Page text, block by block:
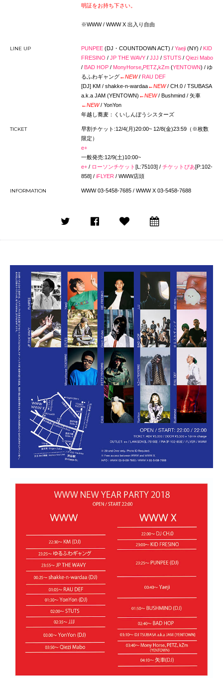
明証をお持ち下さい。
※WWW / WWW X 出入り自由
LINE UP PUNPEE(DJ・COUNTDOWN ACT) / Yaeji(NY) / KID
FRESINO / JP THE WAVY/ JJJ / STUTS/ Qiezi Mabo
/ BAD HOP/ MonyHorse, PETZ kZm(YENTOWN) / ゆ
るふわギャング←NEW/ RAU DEF
[DJ] KM / shakke-n-wardaa←NEW/ CH.0 / TSUBASA
a.k.a JAM (YENTOWN) ←NEW/ Bushmind / 矢車
←NEW/ YonYon
年越し蕎麦：くいしんぼうシスターズ
TICKET
早割チケット:12/4(月)20:00~ 12/8(金)23:59（※枚数
限定）
e+
一般発売:12/9(土)10:00~
e+/ ローソンチケット[L:75103] / チケットぴあ[P:102-
858] / iFLYER / WWW店頭
INFORMATION WWW 03-5458-7685 / WWW X 03-5458-7688